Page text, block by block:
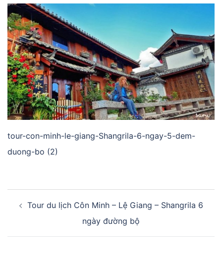
tour-con-minh-le-giang-Shangrila-6-ngay-5-dem-
duong-bo (2)
hướng
viết
Tour du lịch Côn Minh – Lệ Giang – Shangrila 6
ngày đường bộ